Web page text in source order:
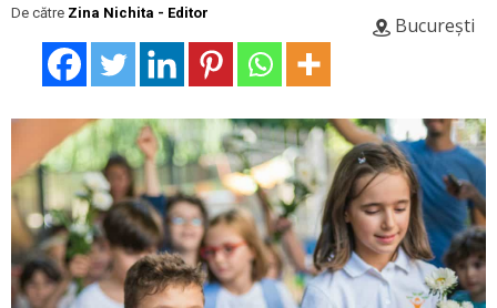
București
De către Zina Nichita - Editor